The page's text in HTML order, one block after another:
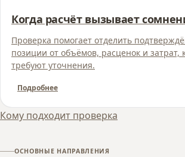
Когда расчёт вызывает
Проверка помогает отделить
позиции от объёмов, расценок и затрат,
требуют уточнения.
Подробнее
Кому подходит проверка
ОСНОВНЫЕ НАПРАВЛЕНИЯ